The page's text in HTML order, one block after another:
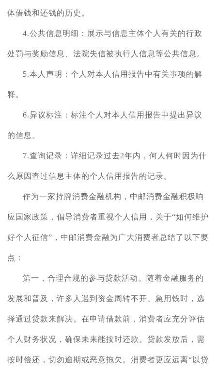
体借钱和还钱的历史。
4.公共信息明细：展示与信息主体个人有关的行政
处罚与奖励信息、法院失信被执行人信息等公共信息。
5.本人声明：个人对本人信用报告中有关事项的解
释。
6.异议标注：标注个人对本人信用报告中提出异议
的信息。
7.查询记录：详细记录过去2年内，何人何时因为什
么原因查过信息主体的个人信用报告的记录。
作为一家持牌消费金融机构，中邮消费金融积极响
应国家政策，倡导消费者重视个人信用 ， 关于“如何维护
好个人征信”，中邮消费金融为广大消费者总结了 以下要
点：
第一，合理合规的参与贷款活动。随着金融服务的
发展和普及， 许多人遇到资金周转不开、急用钱时 ， 选
择通过贷款来解决。 在申请借款前，消费者应充分评估
个人 财务状况 ， 确保未来能按时还款 。 贷款发放后， 需
按时偿还，切勿逾期或恶意拖欠 。 消费者更应远离“以贷